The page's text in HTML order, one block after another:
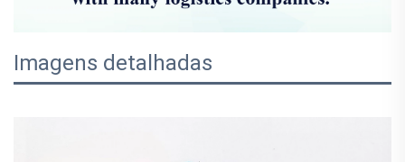
Imagens detalhadas